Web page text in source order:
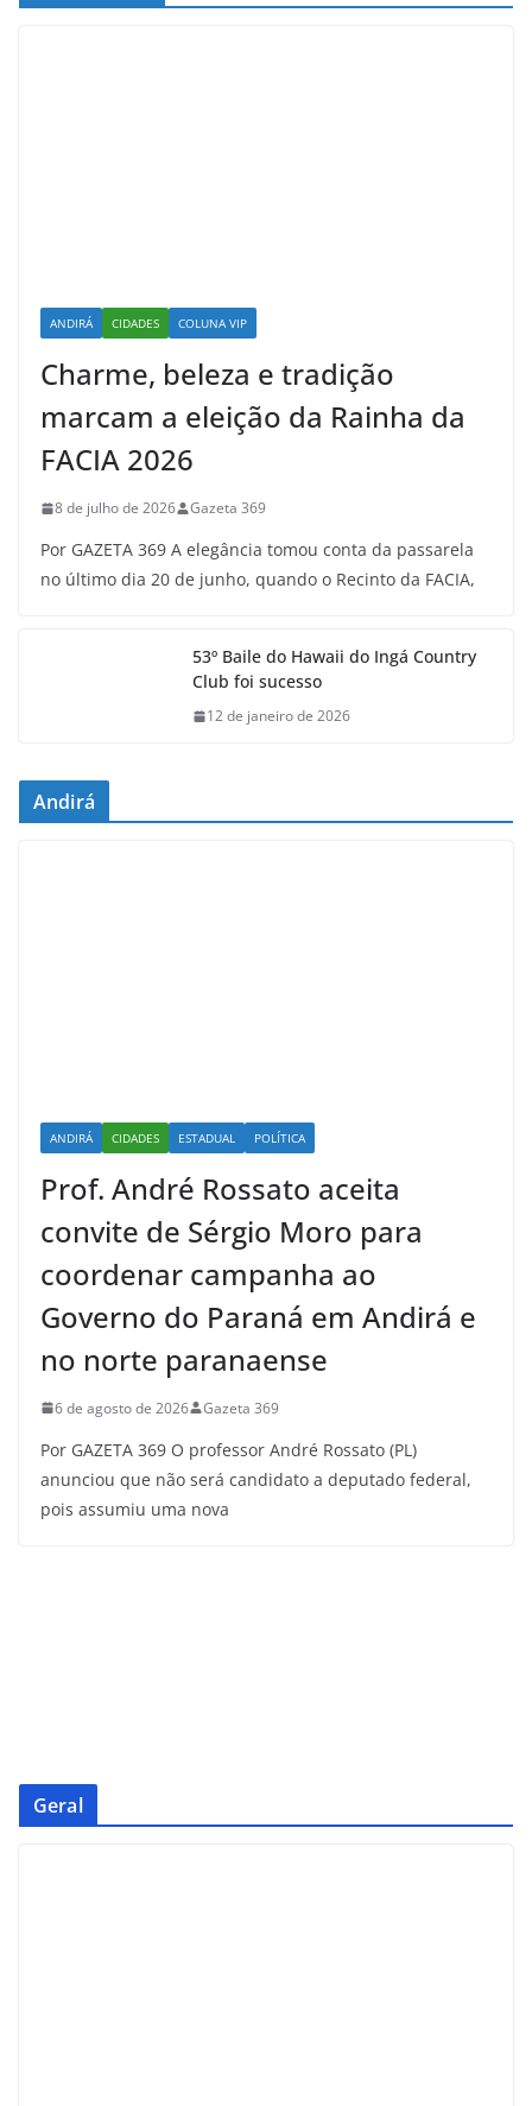
ANDIRÁ CIDADES COLUNA VIP
Charme, beleza e tradição
marcam a eleição da Rainha da
FACIA 2026
8 de julho de 2026 Gazeta 369
Por GAZETA 369 A elegância tomou conta da passarela
no último dia 20 de junho, quando o Recinto da FACIA,
53º Baile do Hawaii do Ingá Country
Club foi sucesso
12 de janeiro de 2026
Andirá
ANDIRÁ CIDADES ESTADUAL POLÍTICA
Prof. André Rossato aceita
convite de Sérgio Moro para
coordenar campanha ao
Governo do Paraná em Andirá e
no norte paranaense
6 de agosto de 2026 Gazeta 369
Por GAZETA 369 O professor André Rossato (PL)
anunciou que não será candidato a deputado federal,
pois assumiu uma nova
Geral